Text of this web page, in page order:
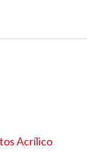
Acrílico